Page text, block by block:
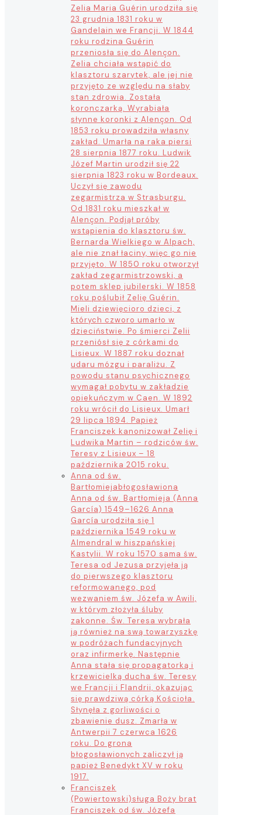
Zelia Maria Guérin urodziła się
23 grudnia 1831 roku w
Gandelain we Francji. W 1844
roku rodzina Guérin
przeniosła się do Alençon.
Zelia chciała wstąpić do
klasztoru szarytek, ale jej nie
przyjęto ze względu na słaby
stan zdrowia. Została
koronczarką. Wyrabiała
słynne koronki z Alençon. Od
1853 roku prowadziła własny
zakład. Umarła na raka piersi
28 sierpnia 1877 roku. Ludwik
Józef Martin urodził się 22
sierpnia 1823 roku w Bordeaux.
Uczył się zawodu
zegarmistrza w Strasburgu.
Od 1831 roku mieszkał w
Alençon. Podjął próby
wstąpienia do klasztoru św.
Bernarda Wielkiego w Alpach,
ale nie znał łaciny, więc go nie
przyjęto. W 1850 roku otworzył
zakład zegarmistrzowski, a
potem sklep jubilerski. W 1858
roku poślubił Zelię Guérin.
Mieli dziewięcioro dzieci, z
których czworo umarło w
dzieciństwie. Po śmierci Zelii
przeniósł się z córkami do
Lisieux. W 1887 roku doznał
udaru mózgu i paraliżu. Z
powodu stanu psychicznego
wymagał pobytu w zakładzie
opiekuńczym w Caen. W 1892
roku wrócił do Lisieux. Umarł
29 lipca 1894. Papież
Franciszek kanonizował Zelię i
Ludwika Martin – rodziców św.
Teresy z Lisieux – 18
października 2015 roku.
Anna od św.
Bartłomiejabłogosławiona
Anna od św. Bartłomieja (Anna
García) 1549–1626 Anna
García urodziła się 1
października 1549 roku w
Almendral w hiszpańskiej
Kastylii. W roku 1570 sama św.
Teresa od Jezusa przyjęła ją
do pierwszego klasztoru
reformowanego, pod
wezwaniem św. Józefa w Awili,
w którym złożyła śluby
zakonne. Św. Teresa wybrała
ją również na swą towarzyszkę
w podróżach fundacyjnych
oraz infirmerkę. Następnie
Anna stała się propagatorką i
krzewicielką ducha św. Teresy
we Francji i Flandrii, okazując
się prawdziwą córką Kościoła.
Słynęła z gorliwości o
zbawienie dusz. Zmarła w
Antwerpii 7 czerwca 1626
roku. Do grona
błogosławionych zaliczył ją
papież Benedykt XV w roku
1917.
Franciszek
(Powiertowski)sługa Boży brat
Franciszek od św. Józefa